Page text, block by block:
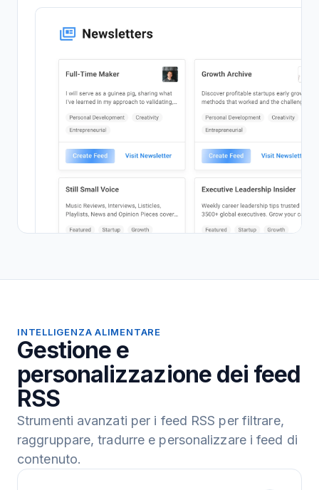
INTELLIGENZA ALIMENTARE
Gestione e
personalizzazione dei feed
RSS
Strumenti avanzati per i feed RSS per filtrare,
raggruppare, tradurre e personalizzare i feed di
contenuto.